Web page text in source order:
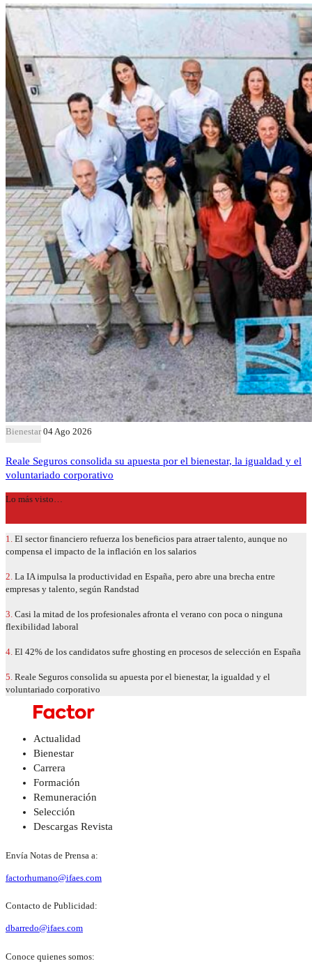
Bienestar 04 Ago 2026
Reale Seguros consolida su apuesta por el bienestar, la igualdad y el
voluntariado corporativo
Lo más visto…
1. El sector financiero refuerza los beneficios para atraer talento, aunque no
compensa el impacto de la inflación en los salarios
2. La IA impulsa la productividad en España, pero abre una brecha entre
empresas y talento, según Randstad
3. Casi la mitad de los profesionales afronta el verano con poca o ninguna
flexibilidad laboral
4. El 42% de los candidatos sufre ghosting en procesos de selección en España
5. Reale Seguros consolida su apuesta por el bienestar, la igualdad y el
voluntariado corporativo
Actualidad
Bienestar
Carrera
Formación
Remuneración
Selección
Descargas Revista
Envía Notas de Prensa a:
factorhumano@ifaes.com
Contacto de Publicidad:
dbarredo@ifaes.com
Conoce quienes somos: